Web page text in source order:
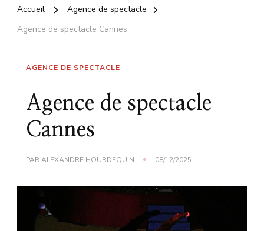
Accueil
Agence de spectacle
Agence de spectacle Cannes
AGENCE DE SPECTACLE
Agence de spectacle
Cannes
PARALEXANDRE HOURDEQUIN 08/12/2025